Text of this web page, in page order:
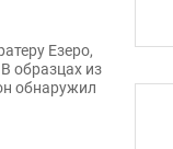
Езеро,
образцах из
обнаружил